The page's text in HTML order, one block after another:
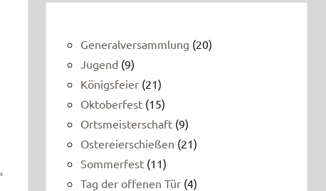
Generalversammlung (20)
Jugend (9)
Königsfeier (21)
Oktoberfest (15)
Ortsmeisterschaft (9)
Ostereierschießen (21)
Sommerfest (11)
Tag der offenen Tür (4)